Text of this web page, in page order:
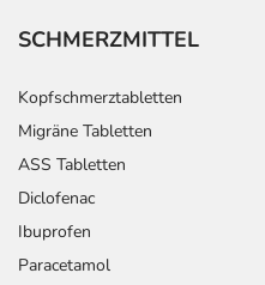
SCHMERZMITTEL
Kopfschmerztabletten
Migräne Tabletten
ASS Tabletten
Diclofenac
Ibuprofen
Paracetamol